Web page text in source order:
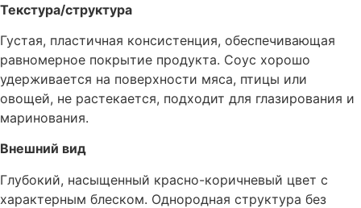
Текстура/структура
Густая, пластичная консистенция, обеспечивающая
равномерное покрытие продукта. Соус хорошо
удерживается на поверхности мяса, птицы или
овощей, не растекается, подходит для глазирования и
маринования.
Внешний вид
Глубокий, насыщенный красно-коричневый цвет с
характерным блеском. Однородная структура без